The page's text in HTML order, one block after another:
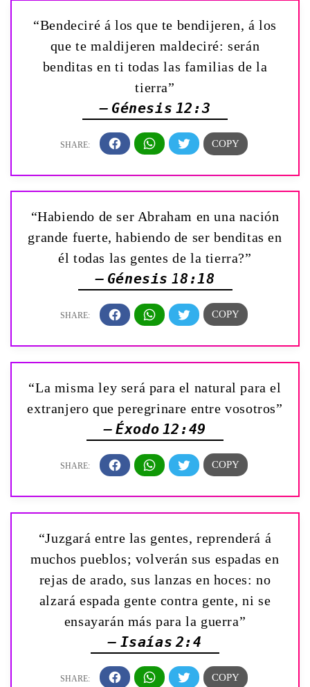
“Bendeciré á los que te bendijeren, á los
que te maldijeren maldeciré: serán
benditas en ti todas las familias de la
tierra”
— Génesis 12:3
“Habiendo de ser Abraham en una nación
grande fuerte, habiendo de ser benditas en
él todas las gentes de la tierra?”
— Génesis 18:18
“La misma ley será para el natural para el
extranjero que peregrinare entre vosotros”
— Éxodo 12:49
“Juzgará entre las gentes, reprenderá á
muchos pueblos; volverán sus espadas en
rejas de arado, sus lanzas en hoces: no
alzará espada gente contra gente, ni se
ensayarán más para la guerra”
— Isaías 2:4